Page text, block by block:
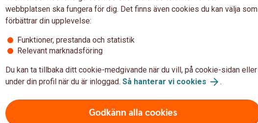
Hantering vid dödsfall
webbplatsen ska fungera för dig. Det finns även cookies du kan välja som
förbättrar din upplevelse:
Funktioner, prestanda och statistik
Relevant marknadsföring
Du kan ta tillbaka ditt cookie-medgivande när du vill, på cookie-sidan eller
under din profil när du är inloggad. Så hanterar vi cookies .
Godkänn alla cookies